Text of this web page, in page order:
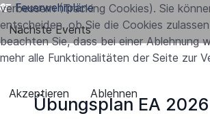
Feuerwehrpläne
Nächste Events
Übungsplan EA 2026
verbessern (Tracking Cookies). Sie
entscheiden, ob Sie die Cookies
beachten Sie, dass bei einer Ablehnung
mehr alle Funktionalitäten der Seite zur
Akzeptieren Ablehnen